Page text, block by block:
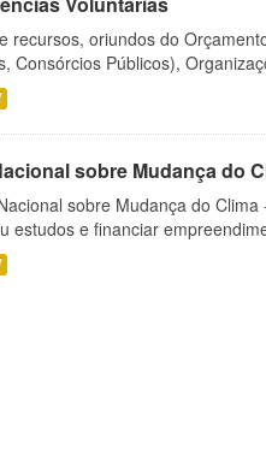
recursos, oriundos do
Consórcios Públicos),
sobre Mudança do
sobre Mudança do
estudos e financiar